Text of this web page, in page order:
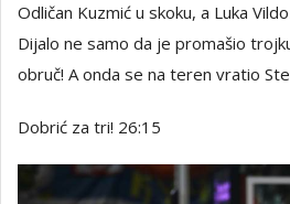
Odličan Kuzmić u skoku, a Luka
Dijalo ne samo da je promašio
obruč! A onda se na teren vratio
Dobrić za tri! 26:15